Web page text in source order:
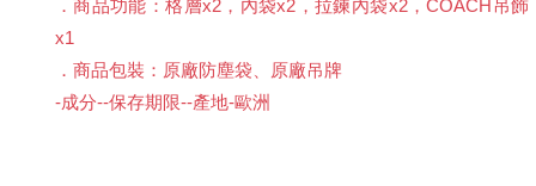
．商品功能：格層x2，內袋x2，拉鍊內袋x2，COACH吊飾
x1
．商品包裝：原廠防塵袋、原廠吊牌
-成分--保存期限--產地-歐洲